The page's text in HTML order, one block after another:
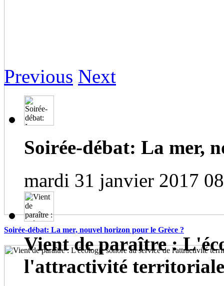
Soirée-débat: La mer, nouvel horizon pour le Grèce ?
Previous Next
Soirée-débat: La mer,
mardi 31 janvier 2017
Vient de paraître :
l'attractivité territoriale